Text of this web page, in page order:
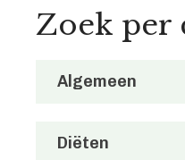
Zoek per
Algemeen
Diëten